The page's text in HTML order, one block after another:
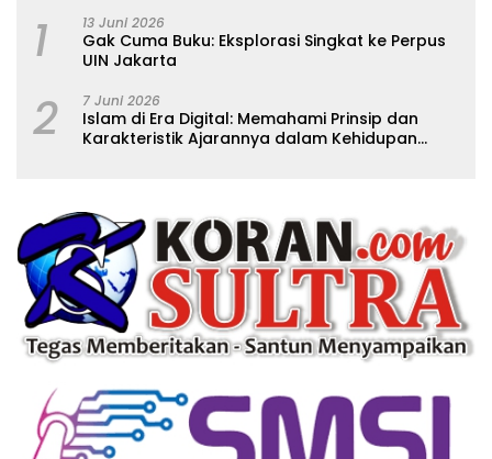
1 13 Juni 2026
Gak Cuma Buku: Eksplorasi Singkat ke Perpus
UIN Jakarta
2 7 Juni 2026
Islam di Era Digital: Memahami Prinsip dan
Karakteristik Ajarannya dalam Kehidupan